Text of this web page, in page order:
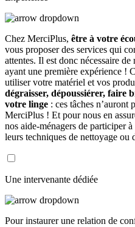
Chez MerciPlus, être à votre
vous proposer des services qui
attentes. Il est donc nécessaire
ayant une première expérience !
utiliser votre matériel et vos
dégraisser, dépoussiérer, faire
votre linge : ces tâches n’auront
MerciPlus ! Et pour nous en
nos aide-ménagers de participer à
leurs techniques de nettoyage ou
Une intervenante dédiée
Pour instaurer une relation de